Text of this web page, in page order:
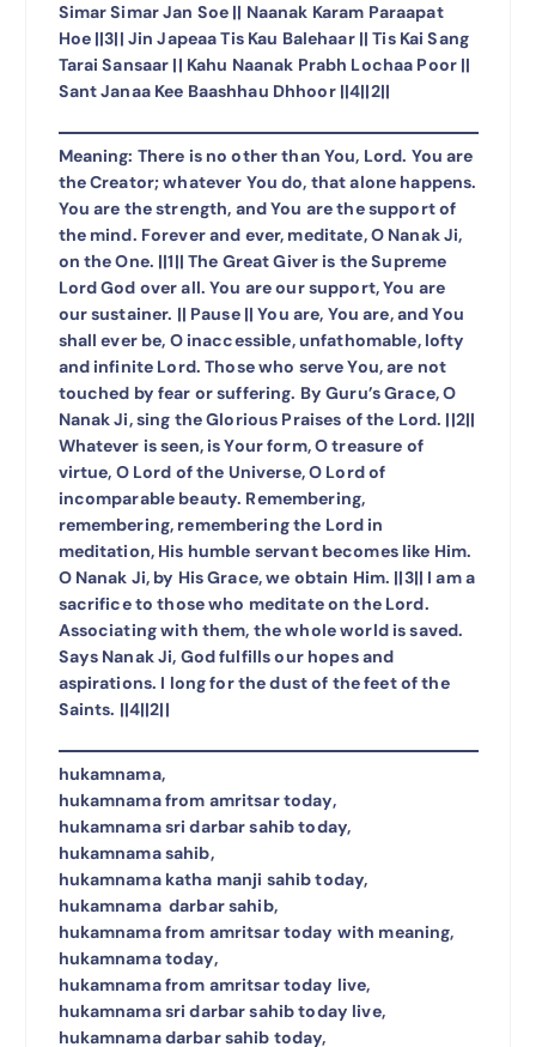
Simar Simar Jan Soe || Naanak Karam Paraapat
Hoe ||3|| Jin Japeaa Tis Kau Balehaar || Tis Kai Sang
Tarai Sansaar || Kahu Naanak Prabh Lochaa Poor ||
Sant Janaa Kee Baashhau Dhhoor ||4||2||
Meaning: There is no other than You, Lord. You are
the Creator; whatever You do, that alone happens.
You are the strength, and You are the support of
the mind. Forever and ever, meditate, O Nanak Ji,
on the One. ||1|| The Great Giver is the Supreme
Lord God over all. You are our support, You are
our sustainer. || Pause || You are, You are, and You
shall ever be, O inaccessible, unfathomable, lofty
and infinite Lord. Those who serve You, are not
touched by fear or suffering. By Guru’s Grace, O
Nanak Ji, sing the Glorious Praises of the Lord. ||2||
Whatever is seen, is Your form, O treasure of
virtue, O Lord of the Universe, O Lord of
incomparable beauty. Remembering,
remembering, remembering the Lord in
meditation, His humble servant becomes like Him.
O Nanak Ji, by His Grace, we obtain Him. ||3|| I am a
sacrifice to those who meditate on the Lord.
Associating with them, the whole world is saved.
Says Nanak Ji, God fulfills our hopes and
aspirations. I long for the dust of the feet of the
Saints. ||4||2||
hukamnama,
hukamnama from amritsar today,
hukamnama sri darbar sahib today,
hukamnama sahib,
hukamnama katha manji sahib today,
hukamnama darbar sahib,
hukamnama from amritsar today with meaning,
hukamnama today,
hukamnama from amritsar today live,
hukamnama sri darbar sahib today live,
hukamnama darbar sahib today,